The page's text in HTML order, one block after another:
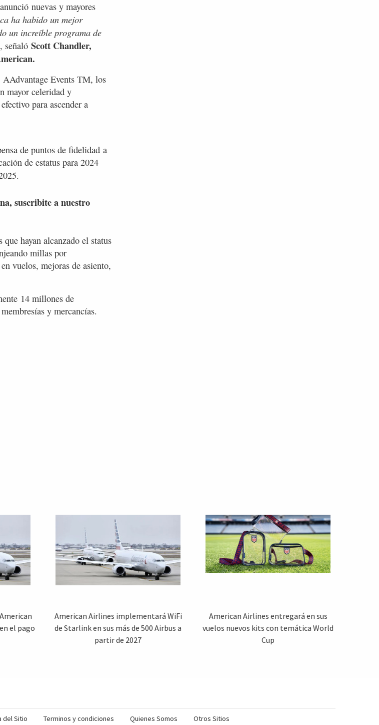
nuevas y mayores
ha habido un mejor
un increíble programa de
, señaló Scott Chandler,
Events TM, los
mayor celeridad y
para ascender a
de puntos de fidelidad a
de estatus para 2024
suscribite a nuestro
hayan alcanzado el status
millas por
vuelos, mejoras de asiento,
14 millones de
y mercancías.
el pago
American Airlines implementará WiFi
de Starlink en sus más de 500 Airbus a
partir de 2027
American Airlines entregará en sus
vuelos nuevos kits con temática World
Cup
del Sitio Terminos y condiciones Quienes Somos Otros Sitios